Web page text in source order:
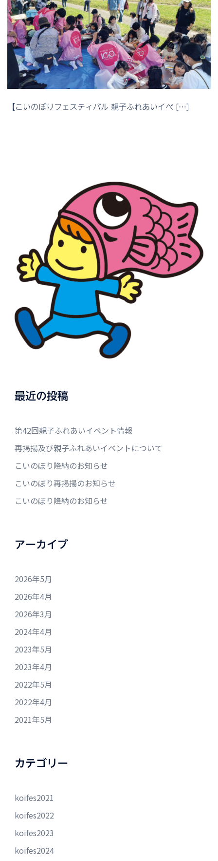
【こいのぼりフェスティバル 親子ふれあいイベ […]
最近の投稿
第42回親子ふれあいイベント情報
再掲揚及び親子ふれあいイベントについて
こいのぼり降納のお知らせ
こいのぼり再掲揚のお知らせ
こいのぼり降納のお知らせ
アーカイブ
2026年5月
2026年4月
2026年3月
2024年4月
2023年5月
2023年4月
2022年5月
2022年4月
2021年5月
カテゴリー
koifes2021
koifes2022
koifes2023
koifes2024